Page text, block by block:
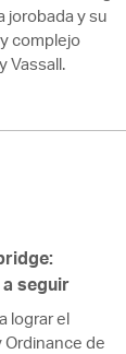
jorobada y su
complejo
Vassall.
seguir
lograr el
de